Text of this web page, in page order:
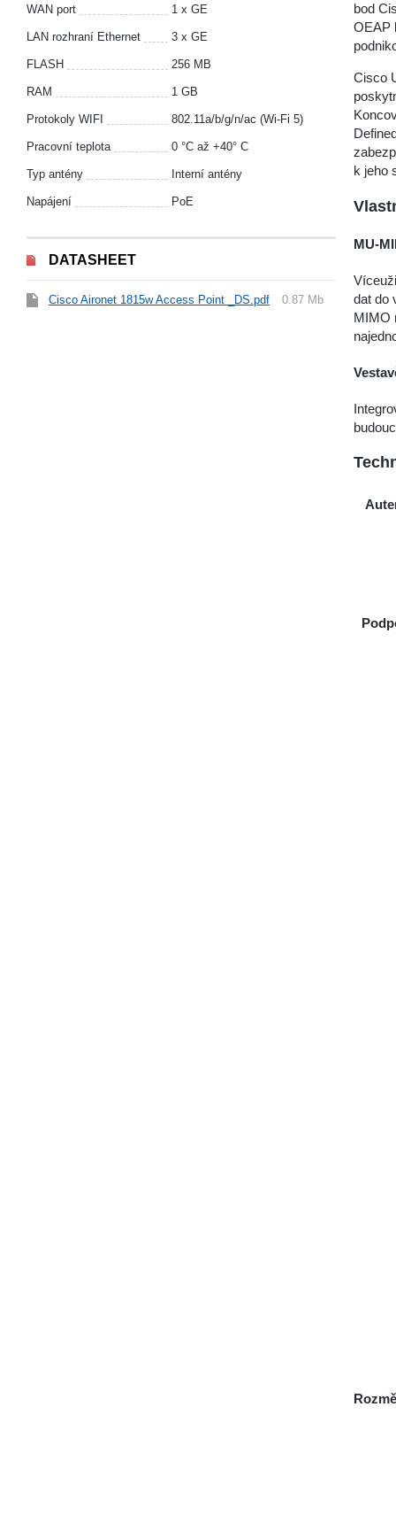
WAN port 1 x GE
LAN rozhraní Ethernet 3 x GE
FLASH 256 MB
RAM 1 GB
Protokoly WIFI 802.11a/b/g/n/ac (Wi-Fi 5)
Pracovní teplota 0 °C až +40° C
Typ antény Interní antény
Napájení PoE
DATASHEET
Cisco Aironet 1815w Access Point _DS.pdf 0.87 Mb
bod
OEAP
Cisco
k jeho
MU-
dat do
MIMO